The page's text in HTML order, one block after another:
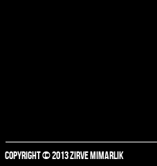
COPYRIGHT © 2013 ZIRVE MIMARLIK